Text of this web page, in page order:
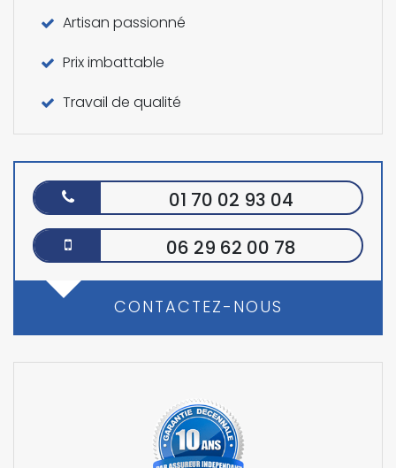
Artisan passionné
Prix imbattable
Travail de qualité
01 70 02 93 04
06 29 62 00 78
CONTACTEZ-NOUS